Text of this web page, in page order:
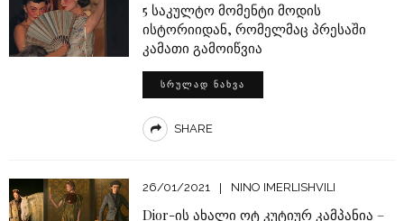
5 საკულტო მომენტი მოდის
ისტორიიდან, რომელმაც პრესაში
კამათი გამოიწვია
ᲡᲠᲣᲚᲐᲓ ᲜᲐᲮᲕᲐ
SHARE
26/01/2021 NINO IMERLISHVILI
Dior-ის ახალი ოტ კუტიურ კამპანია –